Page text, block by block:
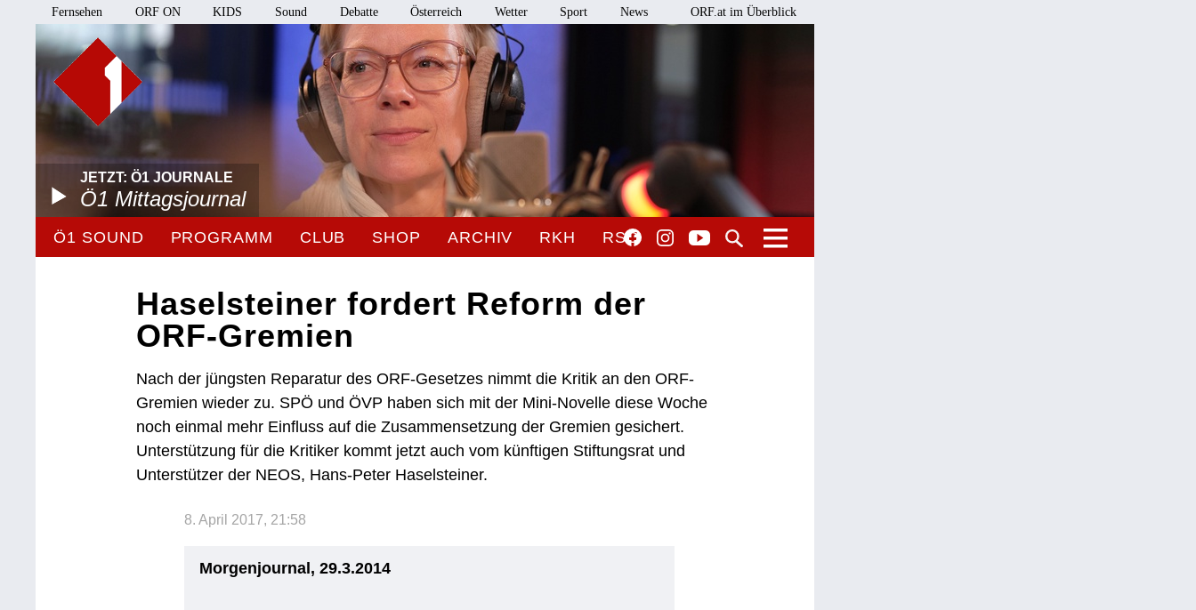
Fernsehen ORF ON KIDS Sound Debatte Österreich Wetter Sport News ORF.at im Überblick
JETZT: Ö1 JOURNALE
Ö1 Mittagsjournal
Ö1 SOUND PROGRAMM CLUB SHOP ARCHIV RKH RSO
Haselsteiner fordert Reform der
ORF-Gremien
Nach der jüngsten Reparatur des ORF-Gesetzes nimmt die Kritik an den ORF-
Gremien wieder zu. SPÖ und ÖVP haben sich mit der Mini-Novelle diese Woche
noch einmal mehr Einfluss auf die Zusammensetzung der Gremien gesichert.
Unterstützung für die Kritiker kommt jetzt auch vom künftigen Stiftungsrat und
Unterstützer der NEOS, Hans-Peter Haselsteiner.
8. April 2017, 21:58
Morgenjournal, 29.3.2014